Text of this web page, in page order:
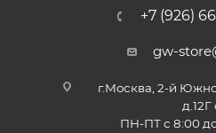
+7 (926)
gw-
г.Москва, 2-й
д.12Г
ПН-ПТ с 8:00